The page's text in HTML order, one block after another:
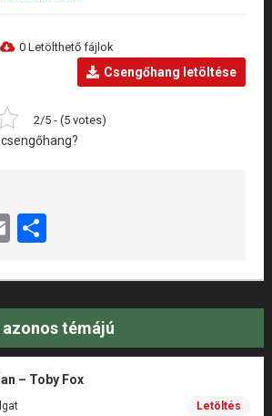
0 Letölthető fájlok
Csengőhang letöltése
2/5 - (5 votes)
EmailShare
témájú
– Toby Fox
Letöltés